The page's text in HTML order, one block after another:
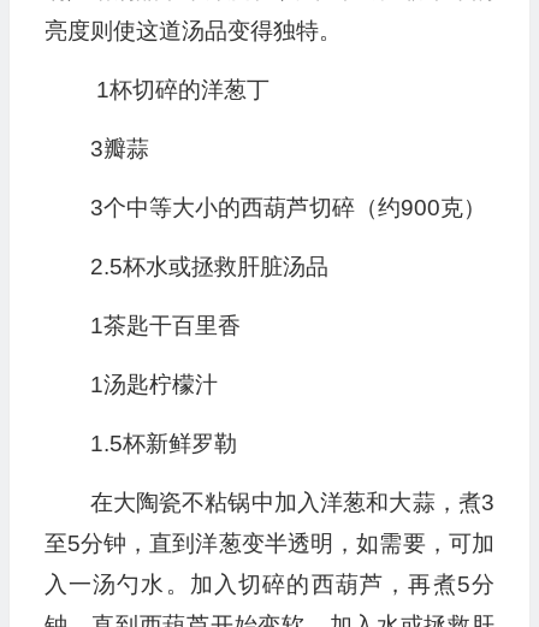
亮度则使这道汤品变得独特。
1杯切碎的洋葱丁
3瓣蒜
3个中等大小的西葫芦切碎（约900克）
2.5杯水或拯救肝脏汤品
1茶匙干百里香
1汤匙柠檬汁
1.5杯新鲜罗勒
在大陶瓷不粘锅中加入洋葱和大蒜，煮3
至5分钟，直到洋葱变半透明，如需要，可加
入一汤勺水。加入切碎的西葫芦，再煮5分